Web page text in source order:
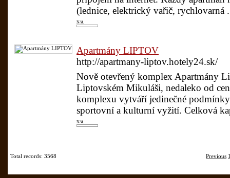
(lednice, elektrický vařič, rychlovarná
N/A
Apartmány LIPTOV
http://apartmany-liptov.hotely24.sk/
Nově otevřený komplex Apartmány
Liptovském Mikuláši, nedaleko od
komplexu vytváří jedinečné
sportovní a kulturní vyžití. Celková
N/A
Previous
Total records: 3568